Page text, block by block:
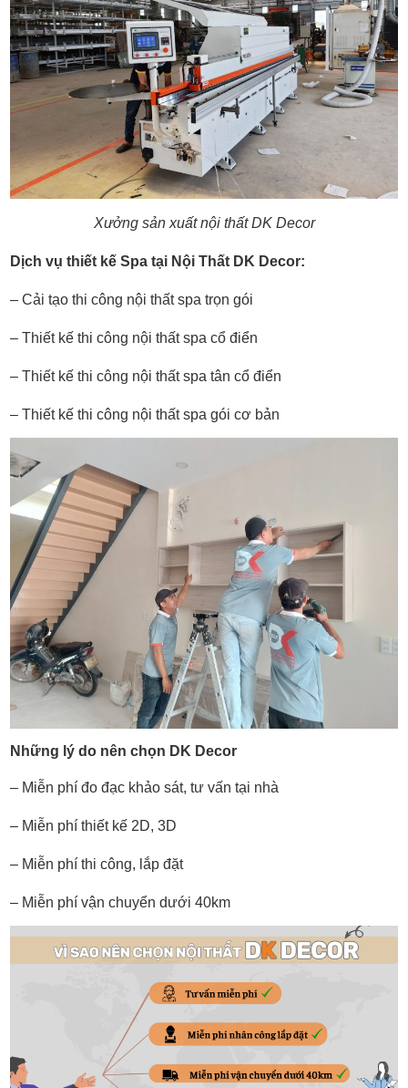
Xưởng sản xuất nội thất DK Decor
Dịch vụ thiết kế Spa tại Nội Thất DK Decor:
– Cải tạo thi công nội thất spa trọn gói
– Thiết kế thi công nội thất spa cổ điển
– Thiết kế thi công nội thất spa tân cổ điển
– Thiết kế thi công nội thất spa gói cơ bản
Những lý do nên chọn DK Decor
– Miễn phí đo đạc khảo sát, tư vấn tại nhà
– Miễn phí thiết kế 2D, 3D
– Miễn phí thi công, lắp đặt
– Miễn phí vận chuyển dưới 40km